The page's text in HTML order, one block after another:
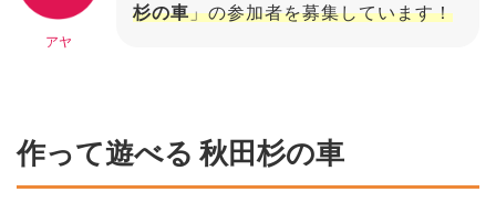
アヤ
杉の車」の参加者を募集しています！
作って遊べる 秋田杉の車